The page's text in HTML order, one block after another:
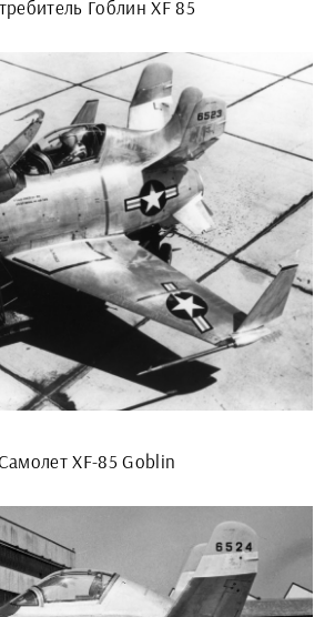
Гоблин XF 85
XF-85 Goblin